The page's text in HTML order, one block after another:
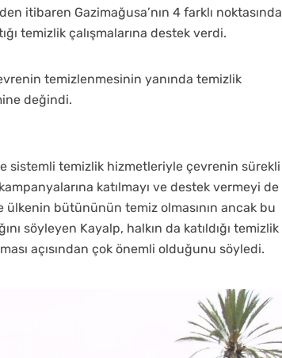
itibaren Gazimağusa’nın 4 farklı noktasında
temizlik çalışmalarına destek verdi.
temizlenmesinin yanında temizlik
değindi.
sistemli temizlik hizmetleriyle çevrenin sürekli
katılmayı ve destek vermeyi de
bütününün temiz olmasının ancak bu
söyleyen Kayalp, halkın da katıldığı temizlik
açısından çok önemli olduğunu söyledi.